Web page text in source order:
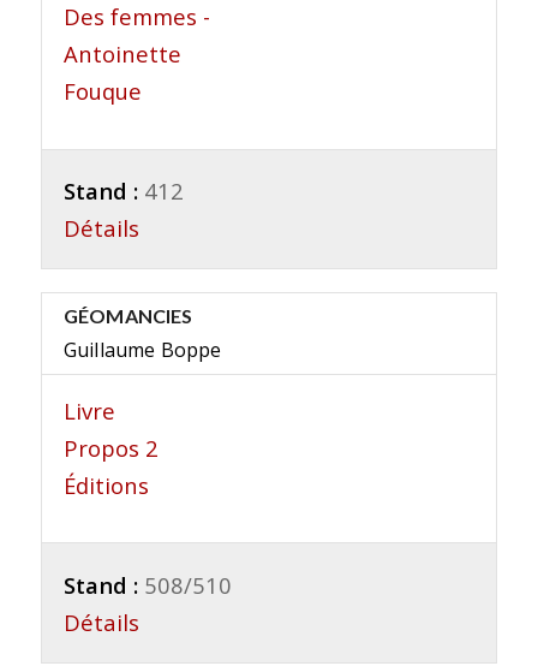
Des femmes -
Antoinette
Fouque
Stand : 412
Détails
GÉOMANCIES
Guillaume Boppe
Livre
Propos 2
Éditions
Stand : 508/510
Détails